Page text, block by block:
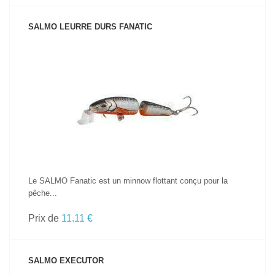
SALMO LEURRE DURS FANATIC
Le SALMO Fanatic est un minnow flottant conçu pour la
pêche...
Prix de 11.11 €
SALMO EXECUTOR